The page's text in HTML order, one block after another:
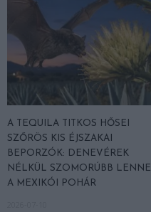
A TEQUILA TITKOS HŐSEI
SZŐRÖS KIS ÉJSZAKAI
BEPORZÓK: DENEVÉREK
NÉLKÜL SZOMORÚBB LENNE
A MEXIKÓI POHÁR